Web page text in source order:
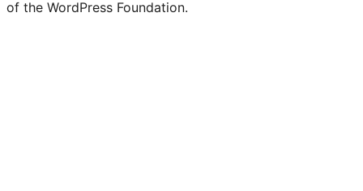
of the WordPress Foundation.